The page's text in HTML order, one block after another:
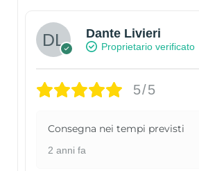
Dante Livieri
Proprietario verificato
5/5
Consegna nei tempi previsti
2 anni fa